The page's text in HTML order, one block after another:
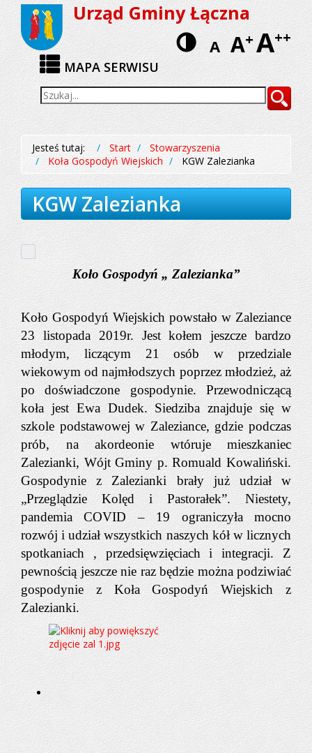
Urząd Gminy Łączna
A A+A++
Wersja
MAPA SERWISU
Wyszukiwarka Szukaj
Jesteś tutaj: Start
Stowarzyszenia
Koła Gospodyń Wiejskich
KGW Zalezianka
KGW Zalezianka
Koło Gospodyń „ Zalezianka”
Koło Gospodyń Wiejskich powstało w Zaleziance
23 listopada 2019r. Jest kołem jeszcze bardzo
młodym, liczącym 21 osób w przedziale
wiekowym od najmłodszych poprzez młodzież, aż
po doświadczone gospodynie. Przewodniczącą
koła jest Ewa Dudek. Siedziba znajduje się w
szkole podstawowej w Zaleziance, gdzie podczas
prób, na akordeonie wtóruje mieszkaniec
Zalezianki, Wójt Gminy p. Romuald Kowaliński.
Gospodynie z Zalezianki brały już udział w
„Przeglądzie Kolęd i Pastorałek”. Niestety,
pandemia COVID – 19 ograniczyła mocno
rozwój i udział wszystkich naszych kół w licznych
spotkaniach , przedsięwzięciach i integracji. Z
pewnością jeszcze nie raz będzie można podziwiać
gospodynie z Koła Gospodyń Wiejskich z
Zalezianki.